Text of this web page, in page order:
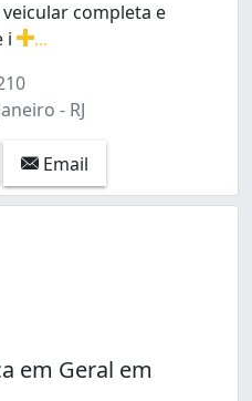
completa e
i
- RJ
Email
em Geral em